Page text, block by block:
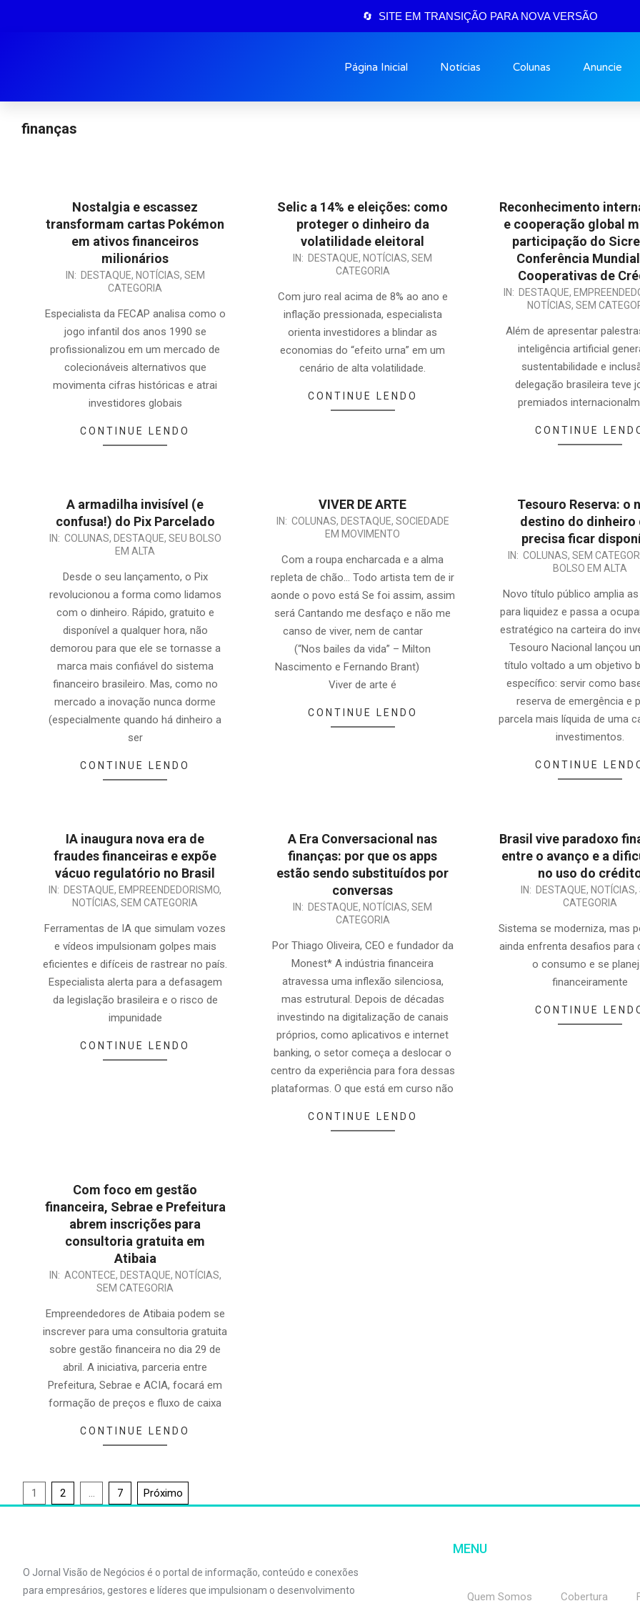
🔄 SITE EM TRANSIÇÃO PARA NOVA VERSÃO
Página Inicial Notícias Colunas Anuncie
finanças
Nostalgia e escassez
transformam cartas Pokémon
em ativos financeiros
milionários
IN: DESTAQUE, NOTÍCIAS, SEM
CATEGORIA
Especialista da FECAP analisa como o
jogo infantil dos anos 1990 se
profissionalizou em um mercado de
colecionáveis alternativos que
movimenta cifras históricas e atrai
investidores globais
CONTINUE LENDO
Selic a 14% e eleições: como
proteger o dinheiro da
volatilidade eleitoral
IN: DESTAQUE, NOTÍCIAS,SEM
CATEGORIA
Com juro real acima de 8% ao ano e
inflação pressionada, especialista
orienta investidores a blindar as
economias do “efeito urna” em um
cenário de alta volatilidade.
CONTINUE LENDO
Reconhecimento
e cooperação global
participação do
Conferência
Cooperativas de
IN: DESTAQUE,
NOTÍCIAS,SEM
Além de apresentar
inteligência artificial
sustentabilidade e
delegação brasileira teve
premiados
CONTINUE
A armadilha invisível (e
confusa!) do Pix Parcelado
IN: COLUNAS, DESTAQUE, SEU BOLSO
EM ALTA
Desde o seu lançamento, o Pix
revolucionou a forma como lidamos
com o dinheiro. Rápido, gratuito e
disponível a qualquer hora, não
demorou para que ele se tornasse a
marca mais confiável do sistema
financeiro brasileiro. Mas, como no
mercado a inovação nunca dorme
(especialmente quando há dinheiro a
ser
CONTINUE LENDO
VIVER DE ARTE
IN: COLUNAS, DESTAQUE, SOCIEDADE
EM MOVIMENTO
Com a roupa encharcada e a alma
repleta de chão… Todo artista tem de ir
aonde o povo está Se foi assim, assim
será Cantando me desfaço e não me
canso de viver, nem de cantar
(“Nos bailes da vida” – Milton
Nascimento e Fernando Brant)
Viver de arte é
CONTINUE LENDO
Tesouro Reserva: o
destino do dinheiro
precisa ficar
IN: COLUNAS,SEM
BOLSO EM ALTA
Novo título público amplia
para liquidez e passa a
estratégico na carteira do
Tesouro Nacional lançou
título voltado a um objetivo
específico: servir como
reserva de emergência e
parcela mais líquida de uma
investimentos.
CONTINUE
IA inaugura nova era de
fraudes financeiras e expõe
vácuo regulatório no Brasil
IN: DESTAQUE, EMPREENDEDORISMO,
NOTÍCIAS,SEM CATEGORIA
Ferramentas de IA que simulam vozes
e vídeos impulsionam golpes mais
eficientes e difíceis de rastrear no país.
Especialista alerta para a defasagem
da legislação brasileira e o risco de
impunidade
CONTINUE LENDO
A Era Conversacional nas
finanças: por que os apps
estão sendo substituídos por
conversas
IN: DESTAQUE, NOTÍCIAS,SEM
CATEGORIA
Por Thiago Oliveira, CEO e fundador da
Monest* A indústria financeira
atravessa uma inflexão silenciosa,
mas estrutural. Depois de décadas
investindo na digitalização de canais
próprios, como aplicativos e internet
banking, o setor começa a deslocar o
centro da experiência para fora dessas
plataformas. O que está em curso não
CONTINUE LENDO
Brasil vive paradoxo
entre o avanço e a
no uso do
IN: DESTAQUE, NOTÍCIAS,
CATEGORIA
Sistema se moderniza, mas
ainda enfrenta desafios para
o consumo e se
financeiramente
CONTINUE
Com foco em gestão
financeira, Sebrae e Prefeitura
abrem inscrições para
consultoria gratuita em
Atibaia
IN: ACONTECE, DESTAQUE, NOTÍCIAS,
SEM CATEGORIA
Empreendedores de Atibaia podem se
inscrever para uma consultoria gratuita
sobre gestão financeira no dia 29 de
abril. A iniciativa, parceria entre
Prefeitura, Sebrae e ACIA, focará em
formação de preços e fluxo de caixa
CONTINUE LENDO
1 2 7 Próximo
O Jornal Visão de Negócios é o portal de informação, conteúdo e conexões
para empresários, gestores e líderes que impulsionam o desenvolvimento
MENU
Quem Somos Cobertura